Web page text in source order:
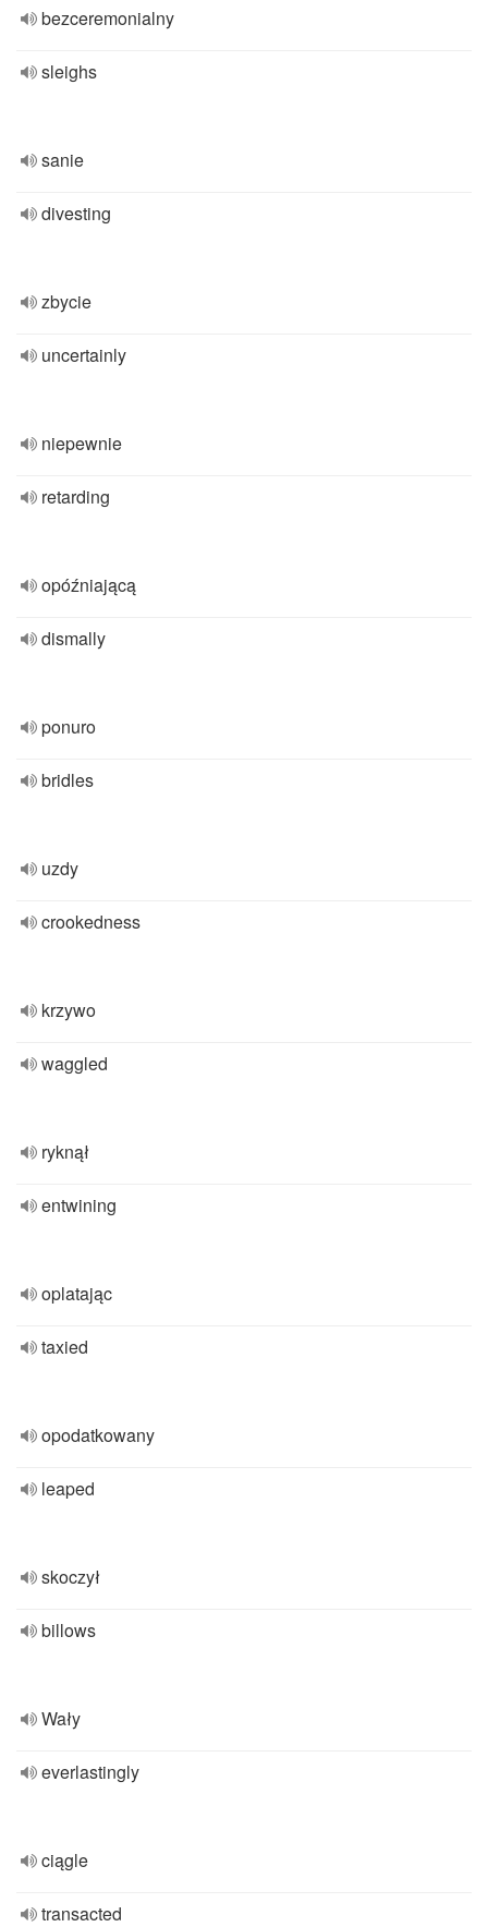
bezceremonialny
sleighs
sanie
divesting
zbycie
uncertainly
niepewnie
retarding
opóźniającą
dismally
ponuro
bridles
uzdy
crookedness
krzywo
waggled
ryknął
entwining
oplatając
taxied
opodatkowany
leaped
skoczył
billows
Wały
everlastingly
ciągle
transacted